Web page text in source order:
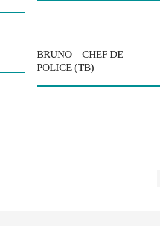
BRUNO – CHEF DE
POLICE (TB)